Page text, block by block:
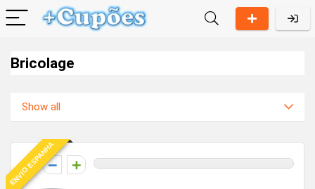
Bricolage
Show all
ENVIO ESPANHA
0